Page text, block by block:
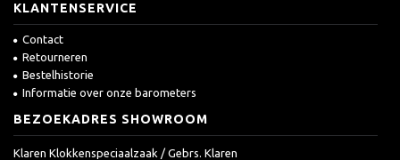
KLANTENSERVICE
Contact
Retourneren
Bestelhistorie
Informatie over onze barometers
BEZOEKADRES SHOWROOM
Klaren Klokkenspeciaalzaak / Gebrs. Klaren